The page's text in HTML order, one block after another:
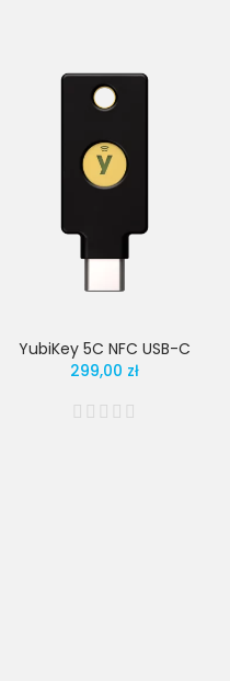
YubiKey 5C NFC USB-C
299,00 zł